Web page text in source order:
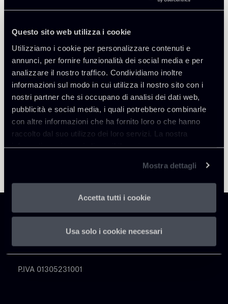
Questo sito web utilizza i cookie
Utilizziamo i cookie per personalizzare contenuti e
annunci, per fornire funzionalità dei social media e per
analizzare il nostro traffico. Condividiamo inoltre
informazioni sul modo in cui utilizza il nostro sito con i
nostri partner che si occupano di analisi dei dati web,
pubblicità e social media, i quali potrebbero combinarle
con altre informazioni che ha fornito loro o che hanno
raccolto dal suo utilizzo dei loro servizi. La nostra
informativa privacy è disponibilequi.
Mostra dettagli
Accetta tutti i cookie
Usa solo i cookie necessari
Torna agli Insights
Alessandro Aniello
Roma
Scopri il professionista
P.IVA 01305231001